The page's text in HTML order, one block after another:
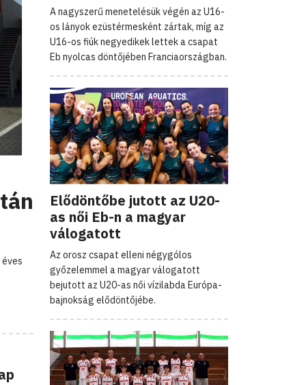
A nagyszerű menetelésük végén az U16-
os lányok ezüstérmesként zártak, míg az
U16-os fiúk negyedikek lettek a csapat
Eb nyolcas döntőjében Franciaországban.
Elődöntőbe jutott az U20-
as női Eb-n a magyar
válogatott
Az orosz csapat elleni négygólos
győzelemmel a magyar válogatott
bejutott az U20-as női vízilabda Európa-
bajnokság elődöntőjébe.